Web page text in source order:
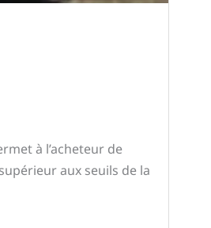
à l’acheteur de
aux seuils de la